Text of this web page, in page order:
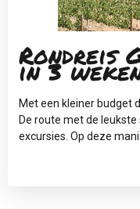
Rondreis
in 3
Met een kleiner budget
De route met de
excursies. Op deze